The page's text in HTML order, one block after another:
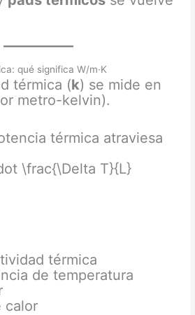
qué significa W/m·K
térmica (k) se mide en
metro-kelvin).
térmica atraviesa
\frac{\Delta T}{L}
térmica
de temperatura
calor